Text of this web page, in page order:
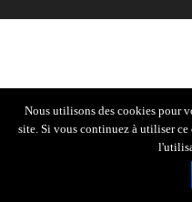
Nous utilisons des cookies pour
site. Si vous continuez à utiliser ce